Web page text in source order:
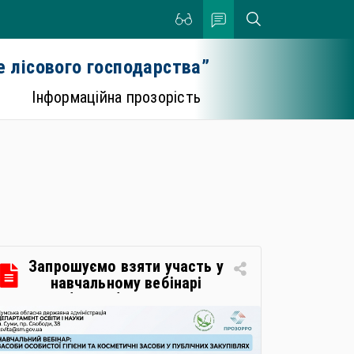
господарства”
Інформаційна прозорість
Запрошуємо взяти участь у
навчальному вебінарі
«Засоби особистої гігієни та
косметичні засоби у
публічних закупівлях: як
сформувати вимоги та